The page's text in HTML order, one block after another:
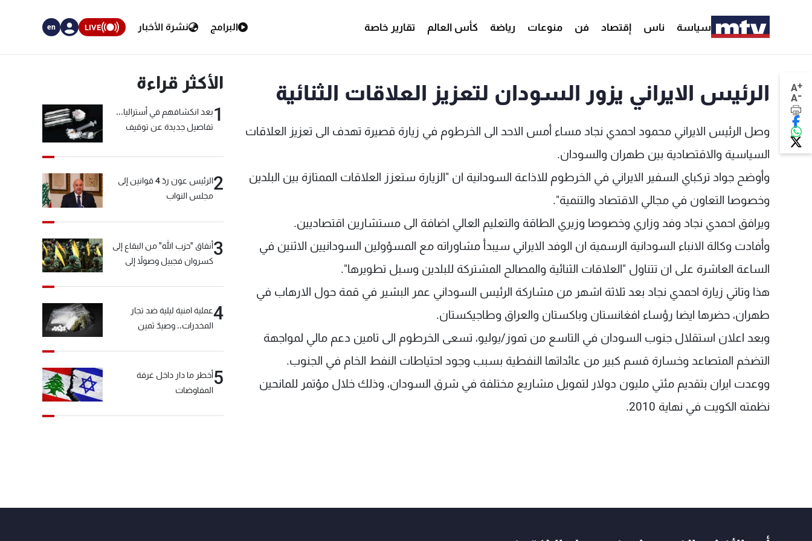
سياسة ناس إقتصاد فن منوعات رياضة كأس العالم تقارير خاصة البرامج نشرة الأخبار LIVE
en
A+
A- الرئيس الايراني يزور السودان لتعزيز العلاقات الثنائية
وصل الرئيس الايراني محمود احمدي نجاد مساء أمس الاحد الى الخرطوم في زيارة قصيرة تهدف الى تعزيز العلاقات
السياسية والاقتصادية بين طهران والسودان.
وأوضح جواد تركباي السفير الايراني في الخرطوم للاذاعة السودانية ان "الزيارة ستعزز العلاقات الممتازة بين البلدين
وخصوصا التعاون في مجالي الاقتصاد والتنمية".
ويرافق احمدي نجاد وفد وزاري وخصوصا وزيري الطاقة والتعليم العالي اضافة الى مستشارين اقتصاديين.
وأفادت وكالة الانباء السودانية الرسمية ان الوفد الايراني سيبدأ مشاوراته مع المسؤولين السودانيين الاثنين في
الساعة العاشرة على ان تتناول "العلاقات الثنائية والمصالح المشتركة للبلدين وسبل تطويرها".
هذا وتاتي زيارة احمدي نجاد بعد ثلاثة اشهر من مشاركة الرئيس السوداني عمر البشير في قمة حول الارهاب في
طهران، حضرها ايضا رؤساء افغانستان وباكستان والعراق وطاجيكستان.
وبعد اعلان استقلال جنوب السودان في التاسع من تموز/يوليو، تسعى الخرطوم الى تامين دعم مالي لمواجهة
التضخم المتصاعد وخسارة قسم كبير من عائداتها النفطية بسبب وجود احتياطات النفط الخام في الجنوب.
ووعدت ايران بتقديم مئتي مليون دولار لتمويل مشاريع مختلفة في شرق السودان، وذلك خلال مؤتمر للمانحين
نظمته الكويت في نهاية 2010.
الأكثر قراءة
1بعد انكشافهم في أستراليا...
تفاصيل جديدة عن توقيف
2
الرئيس عون ردّ 4 قوانين إلى
مجلس النواب
3أنفاق "حزب الله" من البقاع إلى
كسروان فجبيل وصولاً إلى
4عملية امنية ليلية ضد تجار
المخدرات.. وصيدٌ ثمين
5أخطر ما دار داخل غرفة
المفاوضات